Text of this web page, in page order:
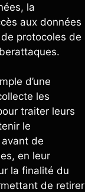
la
aux données
protocoles de
d’une
les
traiter leurs
le
de
en leur
la finalité du
de retirer